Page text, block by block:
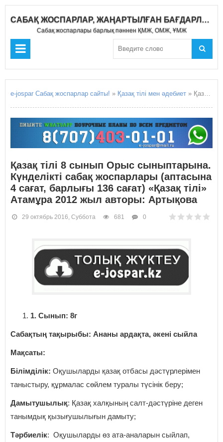
САБАҚ ЖОСПАРЛАР, ЖАҢАРТЫЛҒАН БАҒДАРЛАМА 2019-2020
Сабақ жоспарлары барлық пәннен ҚМЖ, ОМЖ, ҰМЖ
e-jospar Сабақ жоспарлар сайты! » Қазақ тілі мен әдебиет » Қазақ тілі 8 сынып Орыс сыныптарына. Күнделікті сабақ жоспарлары (аптасына 4 сағат, барлығы 136 сағат) «Қазақ тілі» Атамұра 2012 жыл авторы: Артықова
Қазақ тілі 8 сынып Орыс сыныптарына.
Күнделікті сабақ жоспарлары (аптасына
4 сағат, барлығы 136 сағат) «Қазақ тілі»
Атамұра 2012 жыл авторы: Артықова
29 октябрь 2016, Суббота 681 0
1. Сынып: 8г
Сабақтың тақырыбы: Ананы ардақта, әкені сыйла
Мақсаты:
Білімділік: Оқушыларды қазақ отбасы дәстүрлерімен
таныстыру, құрмалас сөйлем туралы түсінік беру;
Дамытушылық: Қазақ халқының салт-дәстүріне деген
танымдық қызығушылығын дамыту;
Тәрбиелік: Оқушыларды өз ата-аналарын сыйлап,